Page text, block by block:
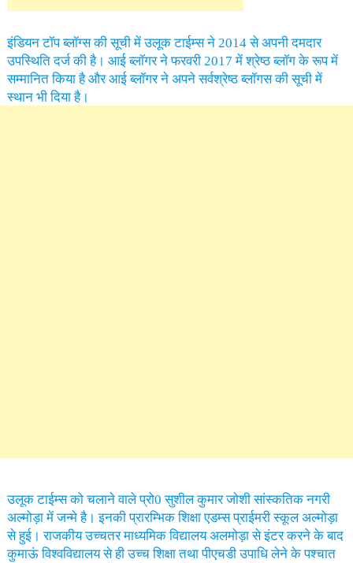
इंडियन टॉप ब्लॉग्स की सूची में उलूक टाईम्स ने 2014 से अपनी दमदार
उपस्थिति दर्ज की है। आई ब्लॉगर ने फरवरी 2017 में श्रेष्ठ ब्लॉग के रूप में
सम्मानित किया है और आई ब्लॉगर ने अपने सर्वश्रेष्ठ ब्लॉगस की सूची में
स्थान भी दिया है।
उलूक टाईम्स को चलाने वाले प्रो0 सुशील कुमार जोशी सांस्कतिक नगरी
अल्मोड़ा में जन्मे है। इनकी प्रारम्भिक शिक्षा एडम्स प्राईमरी स्कूल अल्मोड़ा
से हुई। राजकीय उच्चतर माध्यमिक विद्यालय अलमोड़ा से इंटर करने के बाद
कुमाऊं विश्वविद्यालय से ही उच्च शिक्षा तथा पीएचडी उपाधि लेने के पश्चात